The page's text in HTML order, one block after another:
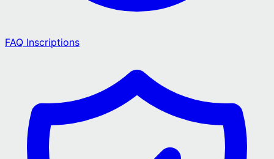
FAQ Inscriptions